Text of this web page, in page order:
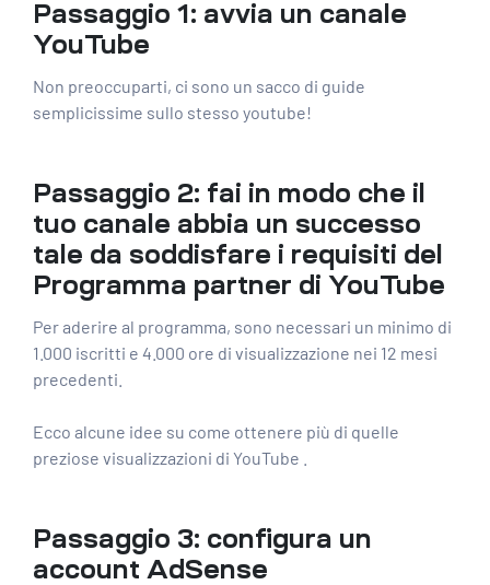
Passaggio 1: avvia un canale
YouTube
Non preoccuparti, ci sono un sacco di guide
semplicissime sullo stesso youtube!
Passaggio 2: fai in modo che il
tuo canale abbia un successo
tale da soddisfare i requisiti del
Programma partner di YouTube
Per aderire al programma, sono necessari un minimo di
1.000 iscritti e 4.000 ore di visualizzazione nei 12 mesi
precedenti.
Ecco alcune idee su come ottenere più di quelle
preziose visualizzazioni di YouTube
Passaggio 3: configura un
account AdSense